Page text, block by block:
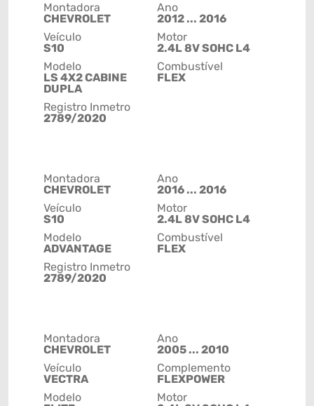
Montadora
CHEVROLET
Veículo
S10
Modelo
LS 4X2 CABINE
DUPLA
Ano
2012 ... 2016
Motor
2.4L 8V SOHC L4
Combustível
FLEX
Registro Inmetro
2789/2020
Montadora
CHEVROLET
Veículo
S10
Modelo
ADVANTAGE
Ano
2016 ... 2016
Motor
2.4L 8V SOHC L4
Combustível
FLEX
Registro Inmetro
2789/2020
Montadora
CHEVROLET
Veículo
VECTRA
Modelo
Ano
2005 ... 2010
Complemento
FLEXPOWER
Motor